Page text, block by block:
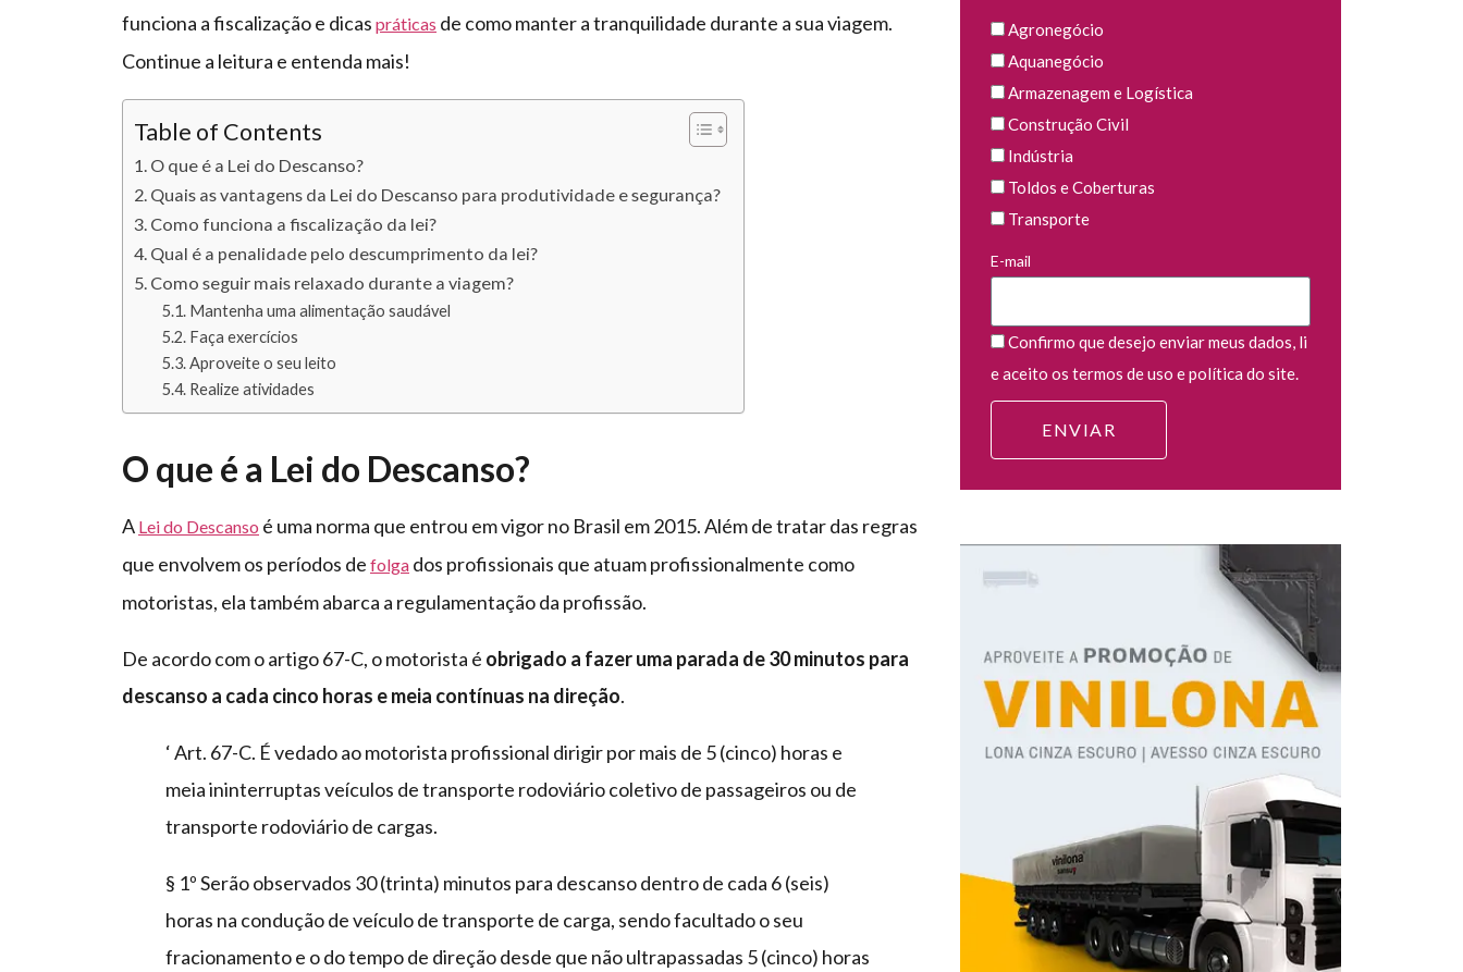
funciona a fiscalização e dicas práticas de como manter a tranquilidade durante a sua viagem.
Continue a leitura e entenda mais!
Table of Contents
O que é a Lei do Descanso?
Quais as vantagens da Lei do Descanso para produtividade e segurança?
Como funciona a fiscalização da lei?
Qual é a penalidade pelo descumprimento da lei?
Como seguir mais relaxado durante a viagem?
Mantenha uma alimentação saudável
Faça exercícios
Aproveite o seu leito
Realize atividades
O que é a Lei do Descanso?
A Lei do Descanso é uma norma que entrou em vigor no Brasil em 2015. Além de tratar das regras
que envolvem os períodos de folga dos profissionais que atuam profissionalmente como
motoristas, ela também abarca a regulamentação da profissão.
De acordo com o artigo 67-C, o motorista é obrigado a fazer uma parada de 30 minutos para
descanso a cada cinco horas e meia contínuas na direção.
‘ Art. 67-C. É vedado ao motorista profissional dirigir por mais de 5 (cinco) horas e
meia ininterruptas veículos de transporte rodoviário coletivo de passageiros ou de
transporte rodoviário de cargas.
§ 1º Serão observados 30 (trinta) minutos para descanso dentro de cada 6 (seis)
horas na condução de veículo de transporte de carga, sendo facultado o seu
fracionamento e o do tempo de direção desde que não ultrapassadas 5 (cinco) horas
Agronegócio
Aquanegócio
Armazenagem e Logística
Construção Civil
Indústria
Toldos e Coberturas
Transporte
E-mail
Confirmo que desejo enviar meus dados, li
e aceito os termos de uso e política do site.